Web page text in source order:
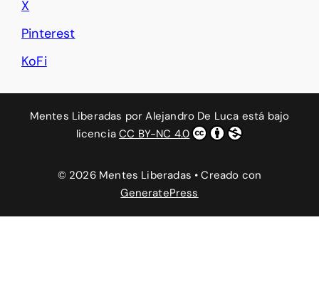
X
Pinterest
KoFi
Mentes Liberadas porAlejandro De Luca está bajo
licenciaCC BY-NC 4.0
© 2026 Mentes Liberadas • Creado con
GeneratePress